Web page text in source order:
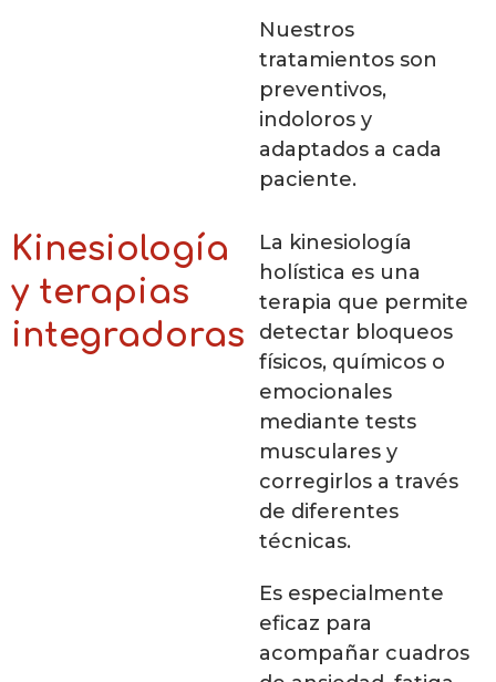
Nuestros
tratamientos son
preventivos,
indoloros y
adaptados a cada
paciente.
La kinesiología
holística es una
terapia que permite
detectar bloqueos
físicos, químicos o
emocionales
mediante tests
musculares y
corregirlos a través
de diferentes
técnicas.
Es especialmente
eficaz para
acompañar cuadros
Kinesiología
y terapias
integradoras